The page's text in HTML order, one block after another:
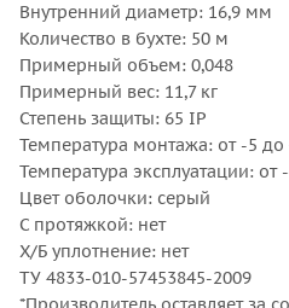
Внутренний диаметр: 16,9 мм
Количество в бухте: 50 м
Примерный объем: 0,048
Примерный вес: 11,7 кг
Степень защиты: 65 IP
Температура монтажа: от -5 до
Температура эксплуатации: от
Цвет оболочки: серый
С протяжкой: нет
Х/Б уплотнение: нет
ТУ 4833-010-57453845-2009